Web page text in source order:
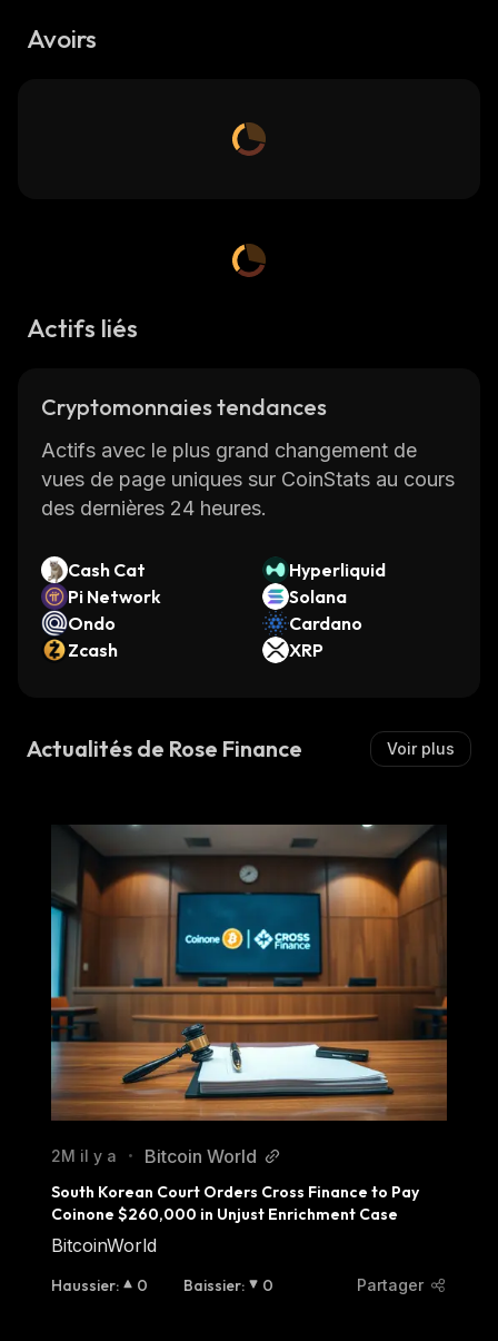
Avoirs
Actifs liés
Cryptomonnaies tendances
Actifs avec le plus grand changement de
vues de page uniques sur CoinStats au cours
des dernières 24 heures.
Cash Cat
Hyperliquid
Pi Network
Solana
Ondo
Cardano
Zcash
XRP
Actualités de Rose Finance Voir plus
2M il y a • Bitcoin World
South Korean Court Orders Cross Finance to Pay
Coinone $260,000 in Unjust Enrichment Case
BitcoinWorld
Haussier: 0 Baissier: 0 Partager